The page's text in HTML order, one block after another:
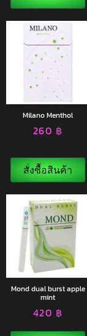
Milano Menthol
260 ฿
สั่งซื้อสินค้า
Mond dual burst apple
mint
420 ฿